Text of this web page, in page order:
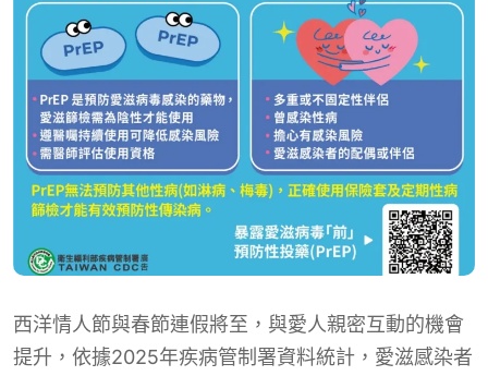
西洋情人節與春節連假將至，與愛人親密互動的機會
提升，依據2025年疾病管制署資料統計，愛滋感染者